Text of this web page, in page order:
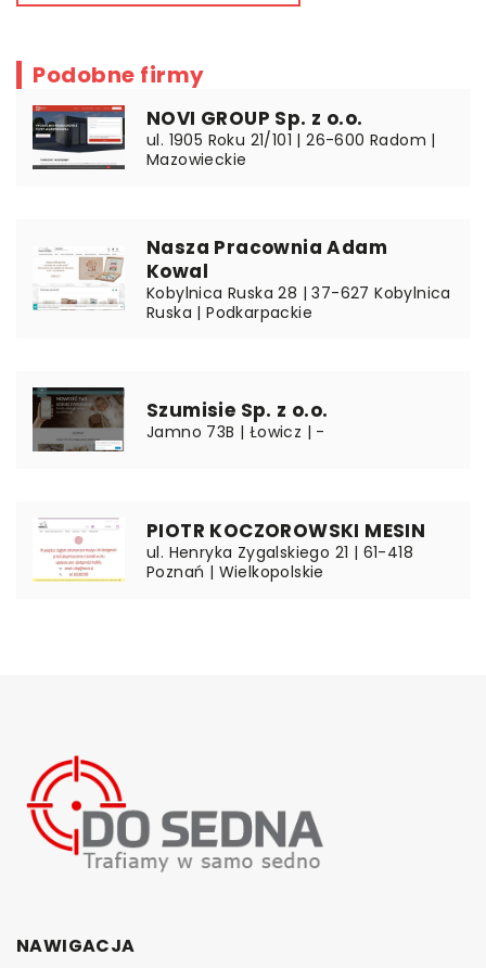
Podobne firmy
NOVI GROUP Sp. z o.o.
ul. 1905 Roku 21/101 | 26-600 Radom |
Mazowieckie
Nasza Pracownia Adam
Kowal
Kobylnica Ruska 28 | 37-627 Kobylnica
Ruska | Podkarpackie
Szumisie Sp. z o.o.
Jamno 73B | Łowicz | -
PIOTR KOCZOROWSKI MESIN
ul. Henryka Zygalskiego 21 | 61-418
Poznań | Wielkopolskie
NAWIGACJA